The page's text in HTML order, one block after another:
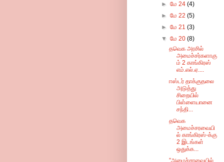
►மே 24(4)
►மே 22(5)
►மே 21(3)
▼மே 20(8)
தவெக அரசில்
அமைச்சர்களாகு
ம் 2 காங்கிரஸ்
எம்.எல்.ஏ....
ஈஸ்டர் தாக்குதலை
அடுத்து
சிறையில்
பிள்ளையானை
சந்தி...
தவெக
அமைச்சரவையி
ல் காங்கிரஸ்-க்கு
2 இடங்கள்
ஒதுக்க...